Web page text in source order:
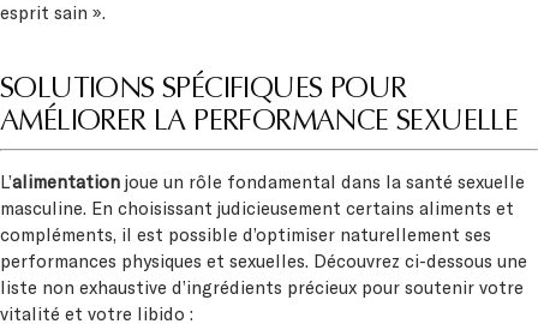
esprit sain ».
SOLUTIONS SPÉCIFIQUES POUR
AMÉLIORER LA PERFORMANCE SEXUELLE
L’alimentation joue un rôle fondamental dans la santé sexuelle
masculine. En choisissant judicieusement certains aliments et
compléments, il est possible d’optimiser naturellement ses
performances physiques et sexuelles. Découvrez ci-dessous une
liste non exhaustive d’ingrédients précieux pour soutenir votre
vitalité et votre libido :